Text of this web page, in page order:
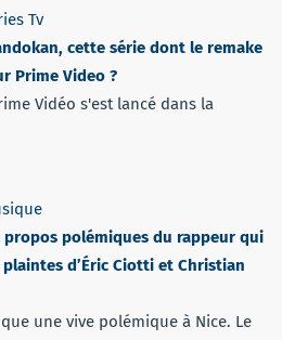
Tv
cette série dont le remake
Prime Video ?
Vidéo s'est lancé dans la
propos polémiques du rappeur qui
d’Éric Ciotti et Christian
une vive polémique à Nice. Le